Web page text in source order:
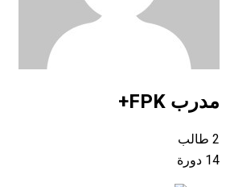
مدرب FPK+
2 طالب
14 دورة